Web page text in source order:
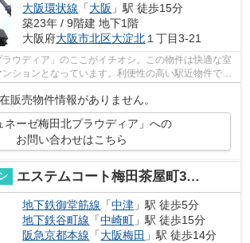
大阪環状線 「大阪 」駅 徒歩15分
築23年 / 9階建 地下1階
大阪府大阪市北区大淀北 １丁目3-21
ラウディア」のここがイチオシ。この物件は快適な室
ションとなっています。利便性の高い駅近物件で、
販売物件情報がありません。
ネーゼ梅田北プラウディア」への
お問い合わせはこちら
エステムコート梅田茶屋町3ネクスタ
地下鉄御堂筋線 「中津 」駅 徒歩5分
地下鉄谷町線 「中崎町 」駅 徒歩15分
阪急京都本線 「大阪梅田 」駅 徒歩14分